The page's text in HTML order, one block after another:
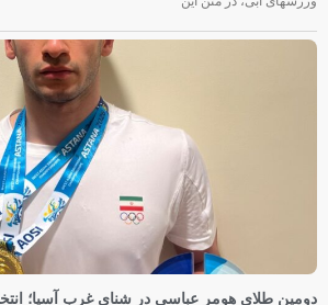
دومین طلای هومر عباسی در شنای غرب آسیا؛